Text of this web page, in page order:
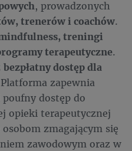
, prowadzonych
trenerów i coachów.
treningi
terapeutyczne.
bezpłatny dostęp dla
zapewnia
dostęp do
opieki terapeutycznej
zmagającym się
zawodowym oraz w